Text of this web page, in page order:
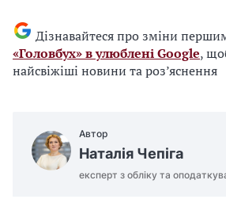
Дізнавайтеся про зміни
«Головбух» в улюблені Google,
найсвіжіші новини та роз’яснення
Автор
Наталія Чепіга
експерт з обліку та